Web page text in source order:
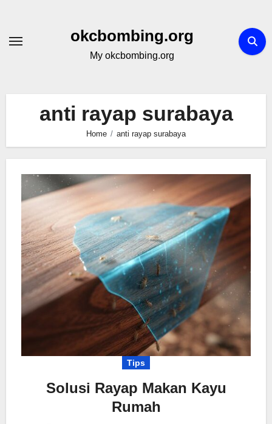
content
okcbombing.org
My okcbombing.org
anti rayap surabaya
Home anti rayap surabaya
Tips
Solusi Rayap Makan Kayu
Rumah